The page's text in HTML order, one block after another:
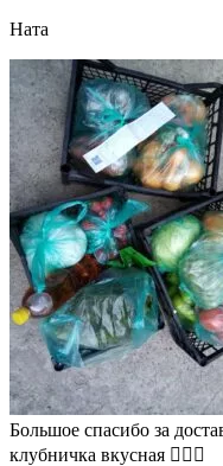
Ната
Большое спасибо за
клубничка вкусная 👍🏻🍓